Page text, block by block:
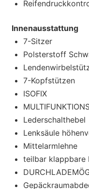
Innenausstattung
7-Sitzer
Polsterstoff
7-Kopfstützen
ISOFIX
Lederschalthebel
Lenksäule
Mittelarmlehne
teilbar klappbare